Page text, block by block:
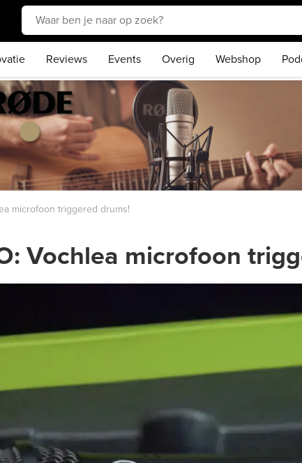
Reviews Events Overig Webshop
microfoon triggered drums!
Vochlea microfoon